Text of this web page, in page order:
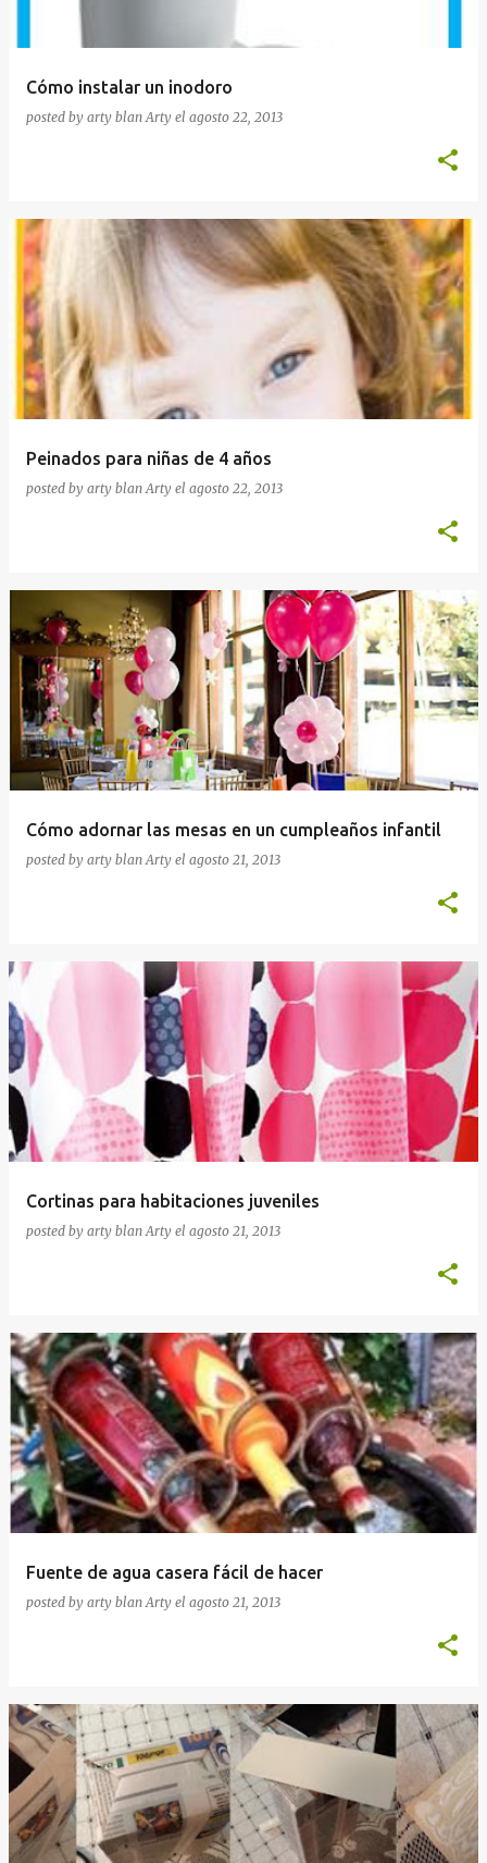
Cómo instalar un inodoro
posted by arty blanArty el agosto 22, 2013
Peinados para niñas de 4 años
posted by arty blanArty el agosto 22, 2013
Cómo adornar las mesas en un cumpleaños infantil
posted by arty blanArty el agosto 21, 2013
Cortinas para habitaciones juveniles
posted by arty blanArty el agosto 21, 2013
Fuente de agua casera fácil de hacer
posted by arty blanArty el agosto 21, 2013